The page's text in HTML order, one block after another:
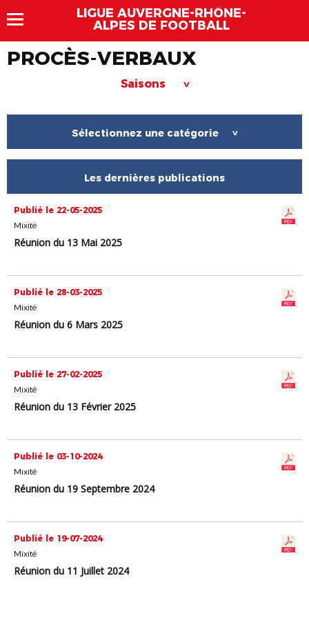
LIGUE AUVERGNE-RHÔNE-
ALPES DE FOOTBALL
PROCÈS-VERBAUX
Saisons >
Sélectionnez une catégorie >
Les dernières publications
Publié le 22-05-2025
Mixité
Réunion du 13 Mai 2025
Publié le 28-03-2025
Mixité
Réunion du 6 Mars 2025
Publié le 27-02-2025
Mixité
Réunion du 13 Février 2025
Publié le 03-10-2024
Mixité
Réunion du 19 Septembre 2024
Publié le 19-07-2024
Mixité
Réunion du 11 Juillet 2024